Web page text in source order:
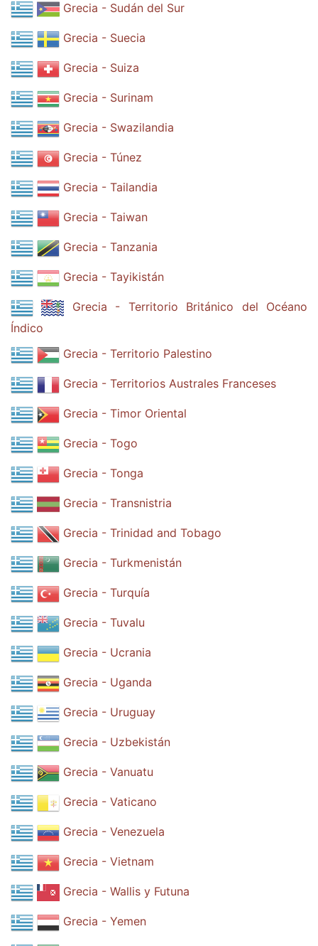
Grecia - Sudán del Sur
Grecia - Suecia
Grecia - Suiza
Grecia - Surinam
Grecia - Swazilandia
Grecia - Túnez
Grecia - Tailandia
Grecia - Taiwan
Grecia - Tanzania
Grecia - Tayikistán
Grecia - Territorio Británico del Océano
Índico
Grecia - Territorio Palestino
Grecia - Territorios Australes Franceses
Grecia - Timor Oriental
Grecia - Togo
Grecia - Tonga
Grecia - Transnistria
Grecia - Trinidad and Tobago
Grecia - Turkmenistán
Grecia - Turquía
Grecia - Tuvalu
Grecia - Ucrania
Grecia - Uganda
Grecia - Uruguay
Grecia - Uzbekistán
Grecia - Vanuatu
Grecia - Vaticano
Grecia - Venezuela
Grecia - Vietnam
Grecia - Wallis y Futuna
Grecia - Yemen